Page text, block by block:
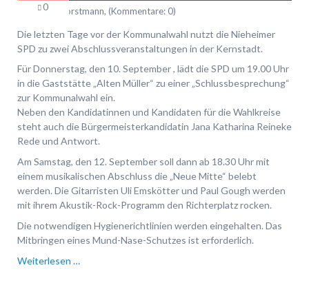
0
Swen Horstmann, (Kommentare: 0)
Die letzten Tage vor der Kommunalwahl nutzt die Nieheimer
SPD zu zwei Abschlussveranstaltungen in der Kernstadt.
Für Donnerstag, den 10. September , lädt die SPD um 19.00 Uhr
in die Gaststätte „Alten Müller“ zu einer „Schlussbesprechung“
zur Kommunalwahl ein.
Neben den Kandidatinnen und Kandidaten für die Wahlkreise
steht auch die Bürgermeisterkandidatin Jana Katharina Reineke
Rede und Antwort.
Am Samstag, den 12. September soll dann ab 18.30 Uhr mit
einem musikalischen Abschluss die „Neue Mitte“ belebt
werden. Die Gitarristen Uli Emskötter und Paul Gough werden
mit ihrem Akustik-Rock-Programm den Richterplatz rocken.
Die notwendigen Hygienerichtlinien werden eingehalten. Das
Mitbringen eines Mund-Nase-Schutzes ist erforderlich.
Weiterlesen …